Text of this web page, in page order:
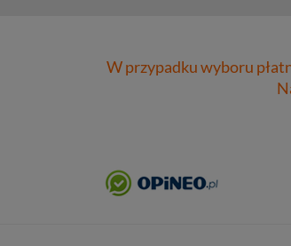
W przypadku wyboru